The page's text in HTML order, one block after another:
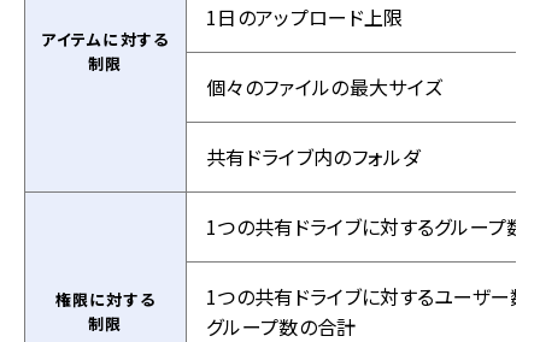
アイテムに対する
制限
1日のアップロード上限
個々のファイルの最大サイズ
共有ドライブ内のフォルダ
権限に対する
制限
1つの共有ドライブに対するグループ数
1つの共有ドライブに対するユーザー数
グループ数の合計